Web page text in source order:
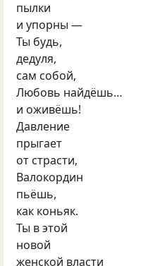
пылки
и упорны —
Ты будь,
дедуля,
сам собой,
Любовь найдёшь…
и оживёшь!
Давление
прыгает
от страсти,
Валокордин
пьёшь,
как коньяк.
Ты в этой
новой
женской власти